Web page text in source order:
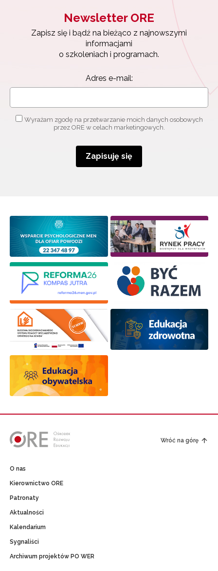
Newsletter ORE
Zapisz się i bądź na bieżąco z najnowszymi
informacjami
o szkoleniach i programach.
Adres e-mail:
Wyrażam zgodę na przetwarzanie moich danych osobowych
przez ORE w celach marketingowych.
Zapisuję się
Wróć na górę
O nas
Kierownictwo ORE
Patronaty
Aktualności
Kalendarium
Sygnaliści
Archiwum projektów PO WER